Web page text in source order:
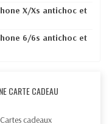
X/Xs antichoc et
6/6s antichoc et
CARTE CADEAU
Cartes cadeaux